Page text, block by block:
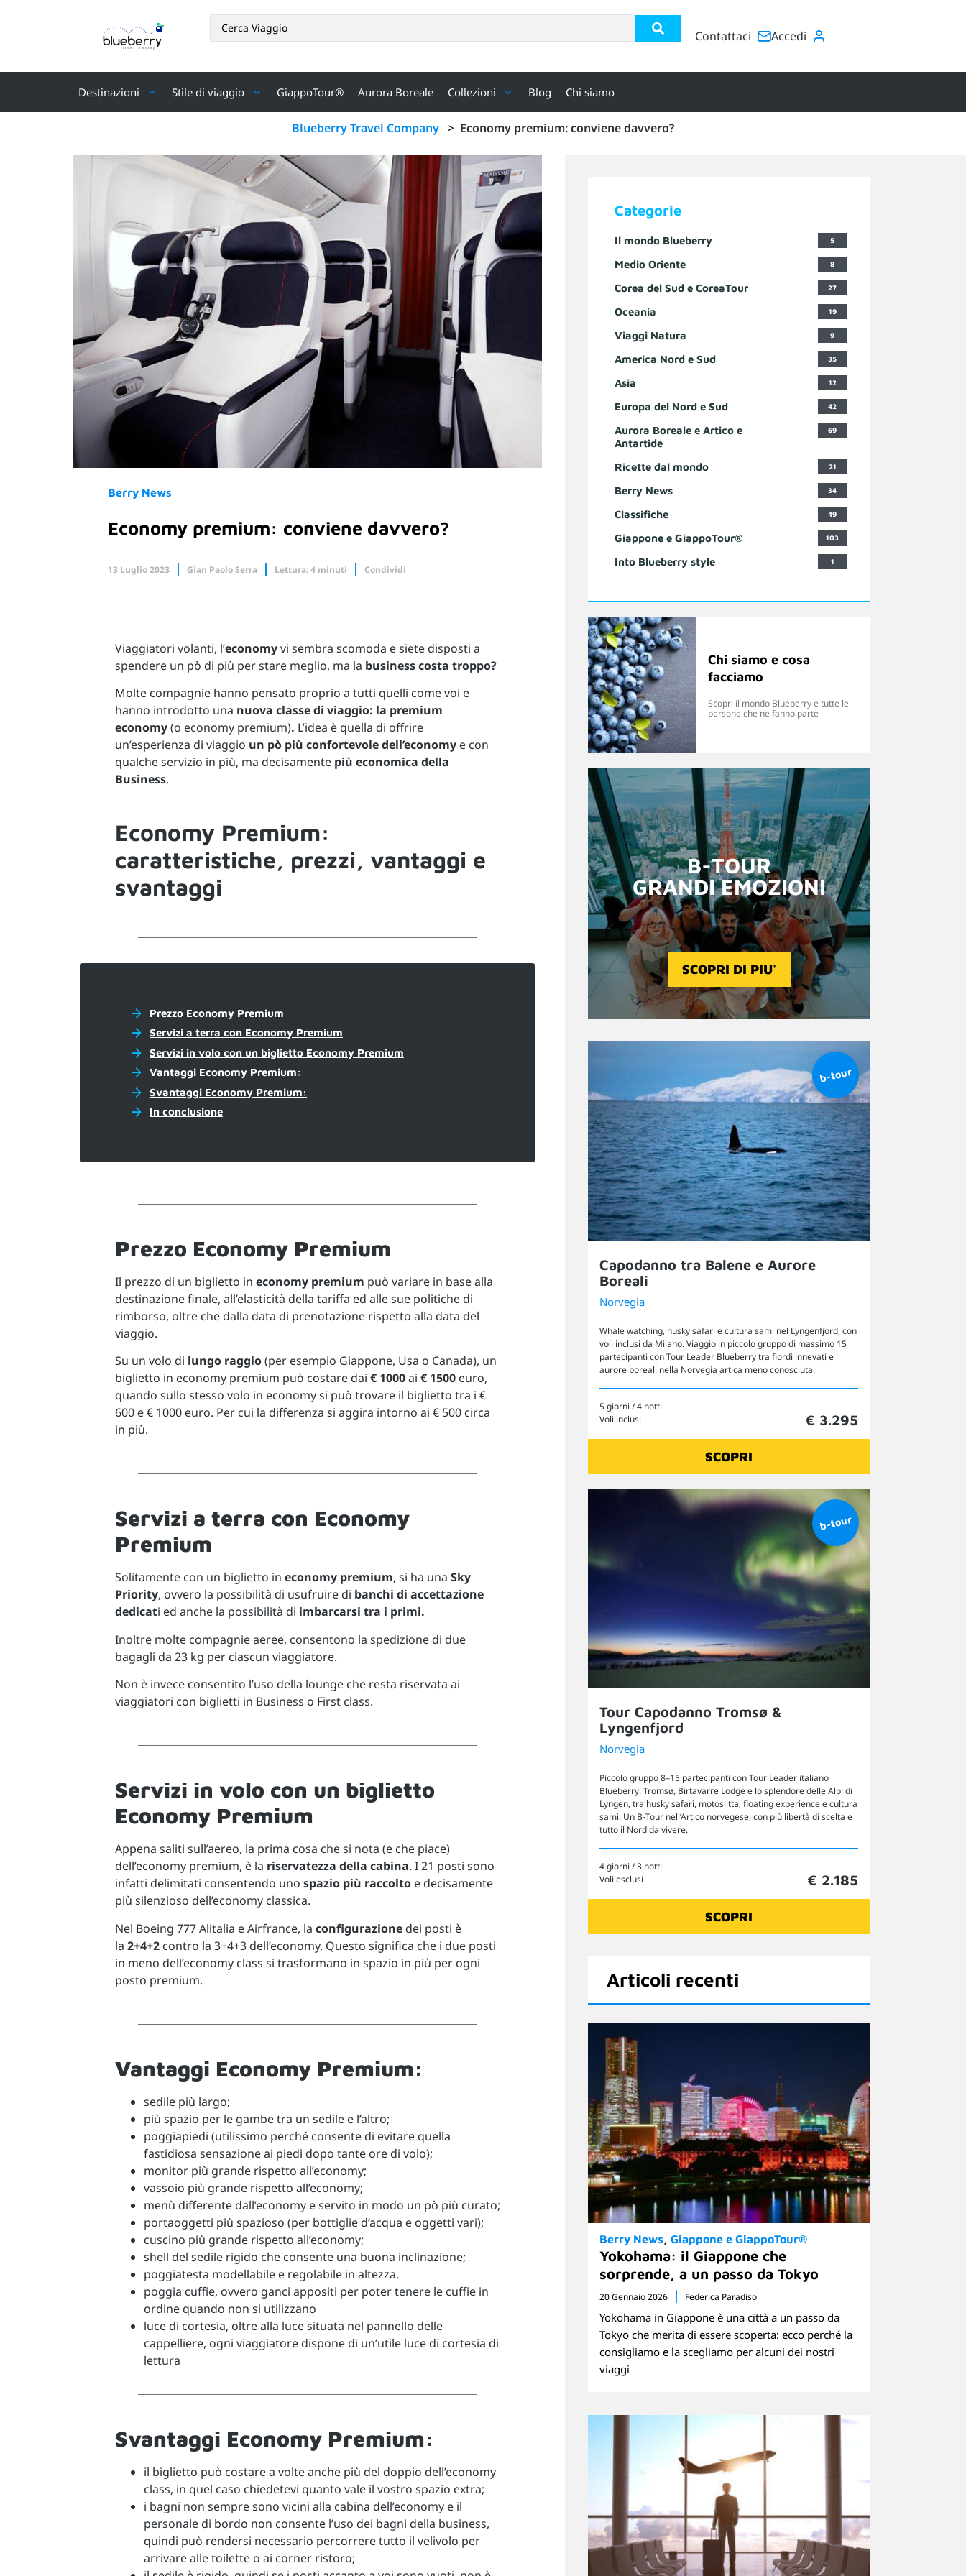
Contattaci Accedi
Destinazioni Stile di viaggio GiappoTour® Aurora Boreale Collezioni Blog Chi siamo
Blueberry Travel Company > Economy premium: conviene davvero?
Berry News
Economy premium: conviene davvero?
13 Luglio 2023 Gian Paolo Serra Lettura: 4 minuti Condividi
Viaggiatori volanti, l’economyvi sembra scomoda e siete disposti a
spendere un pò di più per stare meglio, ma la business costa troppo?
Molte compagnie hanno pensato proprio a tutti quelli come voi e
hanno introdotto una nuova classe di viaggio: la premium
economy(o economy premium). L’idea è quella di offrire
un’esperienza di viaggio un pò più confortevole dell’economy e con
qualche servizio in più, ma decisamente più economica della
Business.
Economy Premium:
caratteristiche, prezzi, vantaggi e
svantaggi
Prezzo Economy Premium
Servizi a terra con Economy Premium
Servizi in volo con un biglietto Economy Premium
Vantaggi Economy Premium:
Svantaggi Economy Premium:
In conclusione
Prezzo Economy Premium
Il prezzo di un biglietto in economy premium può variare in base alla
destinazione finale, all’elasticità della tariffa ed alle sue politiche di
rimborso, oltre che dalla data di prenotazione rispetto alla data del
viaggio.
Su un volo di lungo raggio(per esempio Giappone, Usa o Canada), un
biglietto in economy premium può costare dai € 1000ai € 1500 euro,
quando sullo stesso volo in economy si può trovare il biglietto tra i €
600 e € 1000 euro. Per cui la differenza si aggira intorno ai € 500 circa
in più.
Servizi a terra con Economy
Premium
Solitamente con un biglietto in economy premium, si ha una Sky
Priority, ovvero la possibilità di usufruire di banchi di accettazione
dedicati ed anche la possibilità di imbarcarsi tra i primi.
Inoltre molte compagnie aeree, consentono la spedizione di due
bagagli da 23 kg per ciascun viaggiatore.
Non è invece consentito l’uso della lounge che resta riservata ai
viaggiatori con biglietti in Business o First class.
Servizi in volo con un biglietto
Economy Premium
Appena saliti sull’aereo, la prima cosa che si nota (e che piace)
dell’economy premium, è la riservatezza della cabina. I 21 posti sono
infatti delimitati consentendo uno spazio più raccolto e decisamente
più silenzioso dell’economy classica.
Nel Boeing 777 Alitalia e Airfrance, la configurazione dei posti è
la 2+4+2 contro la 3+4+3 dell’economy. Questo significa che i due posti
in meno dell’economy class si trasformano in spazio in più per ogni
posto premium.
Vantaggi Economy Premium:
sedile più largo;
più spazio per le gambe tra un sedile e l’altro;
poggiapiedi (utilissimo perché consente di evitare quella
fastidiosa sensazione ai piedi dopo tante ore di volo);
monitor più grande rispetto all’economy;
vassoio più grande rispetto all’economy;
menù differente dall’economy e servito in modo un pò più curato;
portaoggetti più spazioso (per bottiglie d’acqua e oggetti vari);
cuscino più grande rispetto all’economy;
shell del sedile rigido che consente una buona inclinazione;
poggiatesta modellabile e regolabile in altezza.
poggia cuffie, ovvero ganci appositi per poter tenere le cuffie in
ordine quando non si utilizzano
luce di cortesia, oltre alla luce situata nel pannello delle
cappelliere, ogni viaggiatore dispone di un’utile luce di cortesia di
lettura
Svantaggi Economy Premium:
il biglietto può costare a volte anche più del doppio dell’economy
class, in quel caso chiedetevi quanto vale il vostro spazio extra;
i bagni non sempre sono vicini alla cabina dell’economy e il
personale di bordo non consente l’uso dei bagni della business,
quindi può rendersi necessario percorrere tutto il velivolo per
arrivare alle toilette o ai corner ristoro;
Categorie
Il mondo Blueberry 5
Medio Oriente 8
Corea del Sud e CoreaTour 27
Oceania 19
Viaggi Natura 9
America Nord e Sud 35
Asia 12
Europa del Nord e Sud 42
Aurora Boreale e Artico e
Antartide
69
Ricette dal mondo 21
Berry News 34
Classifiche 49
Giappone e GiappoTour® 103
Into Blueberry style 1
Chi siamo e cosa
facciamo
Scopri il mondo Blueberry e tutte le
persone che ne fanno parte
B-TOUR
GRANDI EMOZIONI
SCOPRI DI PIU'
Capodanno tra Balene e Aurore
Boreali
Norvegia
Whale watching, husky safari e cultura sami nel Lyngenfjord, con
voli inclusi da Milano. Viaggio in piccolo gruppo di massimo 15
partecipanti con Tour Leader Blueberry tra fiordi innevati e
aurore boreali nella Norvegia artica meno conosciuta.
5 giorni / 4 notti
Voli inclusi
€ 3.295
SCOPRI
Tour Capodanno Tromsø &
Lyngenfjord
Norvegia
Piccolo gruppo 8–15 partecipanti con Tour Leader italiano
Blueberry. Tromsø, Birtavarre Lodge e lo splendore delle Alpi di
Lyngen, tra husky safari, motoslitta, floating experience e cultura
sami. Un B-Tour nell’Artico norvegese, con più libertà di scelta e
tutto il Nord da vivere.
4 giorni / 3 notti
Voli esclusi
€ 2.185
SCOPRI
Articoli recenti
Berry News Giappone e GiappoTour®
Yokohama: il Giappone che
sorprende, a un passo da Tokyo
20 Gennaio 2026 Federica Paradiso
Yokohama in Giappone è una città a un passo da
Tokyo che merita di essere scoperta: ecco perché la
consigliamo e la scegliamo per alcuni dei nostri
viaggi
Cerca il tuo viaggio